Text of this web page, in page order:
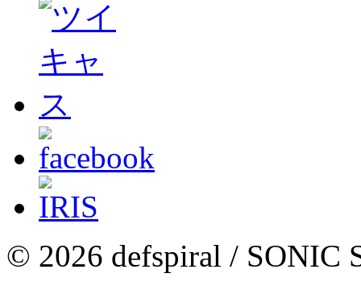
© 2026 defspiral / SONIC